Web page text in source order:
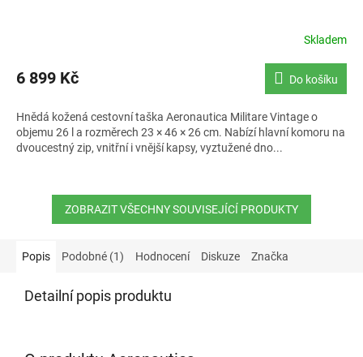
Skladem
6 899 Kč Do košíku
Hnědá kožená cestovní taška Aeronautica Militare Vintage o
objemu 26 l a rozměrech 23 × 46 × 26 cm. Nabízí hlavní komoru na
dvoucestný zip, vnitřní i vnější kapsy, vyztužené dno...
ZOBRAZIT VŠECHNY SOUVISEJÍCÍ PRODUKTY
Popis Podobné (1) Hodnocení Diskuze Značka
Detailní popis produktu